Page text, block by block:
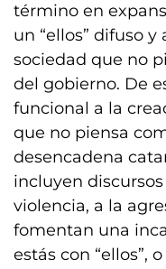
término en
un “ellos” difuso
sociedad que no
del gobierno. De
funcional a la
que no piensa
desencadena
incluyen
violencia, a la
fomentan una
estás con “ellos”,